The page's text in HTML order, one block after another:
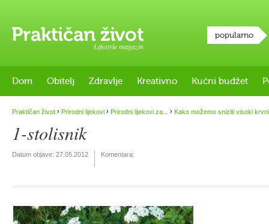
Lifestyle magazin
popularno
Dom Obitelj Zdravlje Kreativno Kućni budžet
Praktičan život › Prirodni lijekovi › Prirodni lijekovi za... › Kako možemo sniziti visoki
1-stolisnik
Datum objave: 27.05.2012 Komentara: